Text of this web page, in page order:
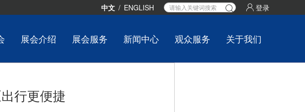
中文 / ENGLISH 登录
展会介绍 展会服务 新闻中心 观众服务 关于我们
行更便捷